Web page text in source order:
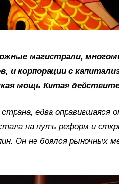
магистрали,
и корпорации с
мощь Китая
едва оправившаяся
на путь реформ и
Он не боялся рыночных